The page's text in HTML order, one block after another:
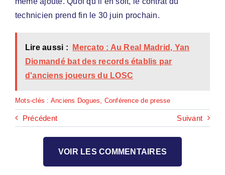
technicien prend fin le 30 juin prochain.
Lire aussi :
Mercato : Au Real Madrid, Yan
Diomandé bat des records établis par
d'anciens joueurs du LOSC
Mots-clés : Anciens Dogues Conférence de presse
Précédent Suivant
VOIR LES COMMENTAIRES